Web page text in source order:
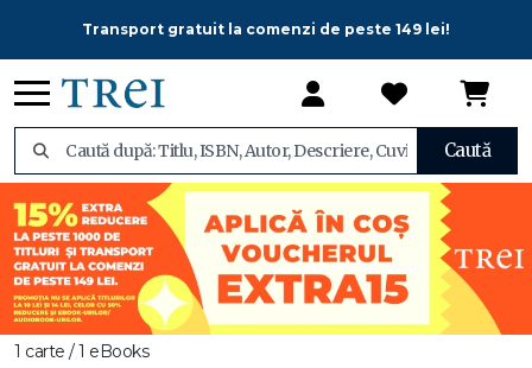
Transport gratuit la comenzi de peste 149 lei!
Caută
1 carte / 1 eBooks